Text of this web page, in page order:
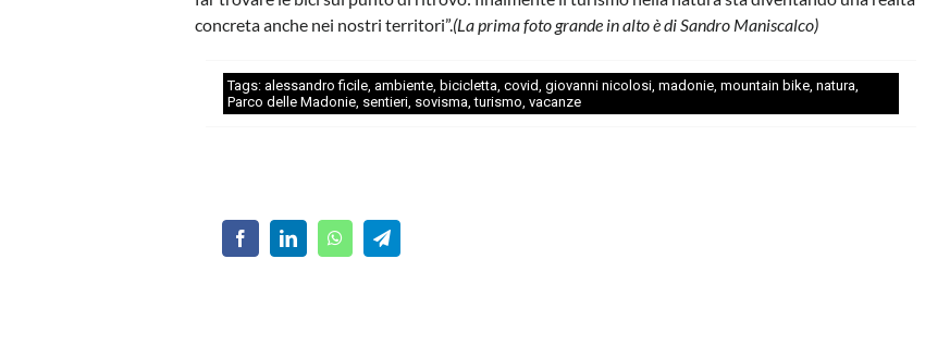
concreta anche nei nostri territori”.(La prima foto grande in alto è di Sandro Maniscalco)
Tags:alessandro ficile ,ambiente bicicletta ,covid ,giovanni nicolosi ,madonie ,mountain bike ,natura
Parco delle Madonie sentieri sovisma ,turismo ,vacanze